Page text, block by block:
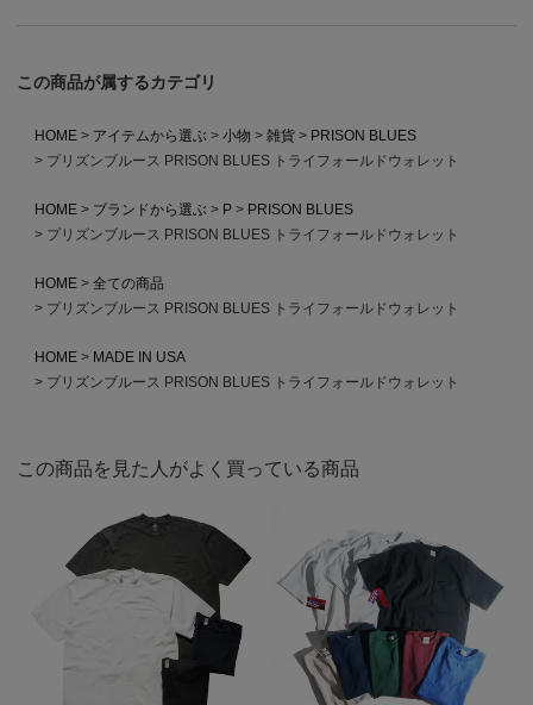
この商品が属するカテゴリ
HOME アイテムから選ぶ 小物 雑貨
PRISON BLUES
プリズンブルース PRISON BLUES トライフォールドウォレット
HOME ブランドから選ぶ P
PRISON BLUES
プリズンブルース PRISON BLUES トライフォールドウォレット
HOME
全ての商品
プリズンブルース PRISON BLUES トライフォールドウォレット
HOME
MADE IN USA
プリズンブルース PRISON BLUES トライフォールドウォレット
この商品を見た人がよく買っている商品